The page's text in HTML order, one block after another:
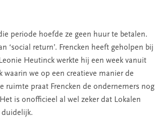
periode hoefde ze geen huur te betalen.
‘social return’. Frencken heeft geholpen bij
Heutinck werkte hij een week vanuit
waarin we op een creatieve manier de
ruimte praat Frencken de ondernemers nog
is onofficieel al wel zeker dat Lokalen
duidelijk.